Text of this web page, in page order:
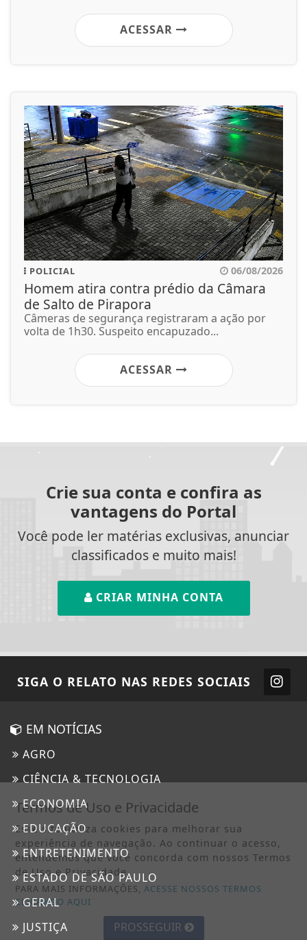
ACESSAR
POLICIAL 06/08/2026
Homem atira contra prédio da Câmara
de Salto de Pirapora
Câmeras de segurança registraram a ação por
volta de 1h30. Suspeito encapuzado...
ACESSAR
Crie sua conta e confira as
vantagens do Portal
Você pode ler matérias exclusivas, anunciar
classificados e muito mais!
CRIAR MINHA CONTA
SIGA O RELATO NAS REDES SOCIAIS
EM NOTÍCIAS
AGRO
CIÊNCIA & TECNOLOGIA
ECONOMIA
EDUCAÇÃO
ENTRETENIMENTO
ESTADO DE SÃO PAULO
GERAL
JUSTIÇA
Termos de Uso e Privacidade
Esse site utiliza cookies para melhorar sua
experiência de navegação. Ao continuar o acesso,
entendemos que você concorda com nossos Termos
de Uso e Privacidade.
PARA MAIS INFORMAÇÕES,ACESSE NOSSOS TERMOS
CLICANDO AQUI
PROSSEGUIR